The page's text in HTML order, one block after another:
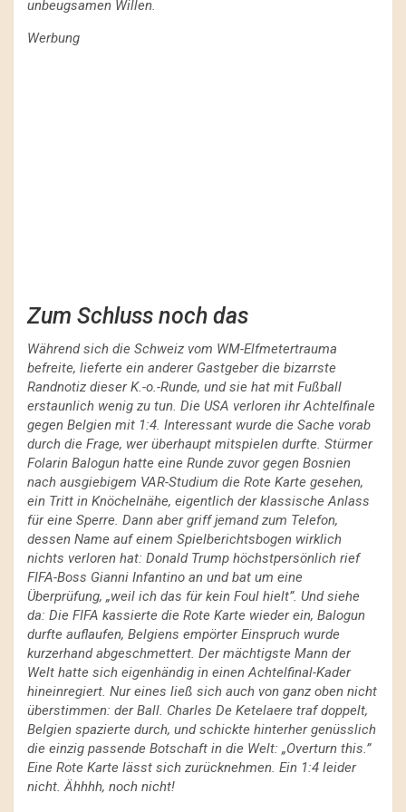
unbeugsamen Willen.
Werbung
Zum Schluss noch das
Während sich die Schweiz vom WM-Elfmetertrauma
befreite, lieferte ein anderer Gastgeber die bizarrste
Randnotiz dieser K.-o.-Runde, und sie hat mit Fußball
erstaunlich wenig zu tun. Die USA verloren ihr Achtelfinale
gegen Belgien mit 1:4. Interessant wurde die Sache vorab
durch die Frage, wer überhaupt mitspielen durfte. Stürmer
Folarin Balogun hatte eine Runde zuvor gegen Bosnien
nach ausgiebigem VAR-Studium die Rote Karte gesehen,
ein Tritt in Knöchelnähe, eigentlich der klassische Anlass
für eine Sperre. Dann aber griff jemand zum Telefon,
dessen Name auf einem Spielberichtsbogen wirklich
nichts verloren hat: Donald Trump höchstpersönlich rief
FIFA-Boss Gianni Infantino an und bat um eine
Überprüfung, „weil ich das für kein Foul hielt”. Und siehe
da: Die FIFA kassierte die Rote Karte wieder ein, Balogun
durfte auflaufen, Belgiens empörter Einspruch wurde
kurzerhand abgeschmettert. Der mächtigste Mann der
Welt hatte sich eigenhändig in einen Achtelfinal-Kader
hineinregiert. Nur eines ließ sich auch von ganz oben nicht
überstimmen: der Ball. Charles De Ketelaere traf doppelt,
Belgien spazierte durch, und schickte hinterher genüsslich
die einzig passende Botschaft in die Welt: „Overturn this.”
Eine Rote Karte lässt sich zurücknehmen. Ein 1:4 leider
nicht. Ähhhh, noch nicht!